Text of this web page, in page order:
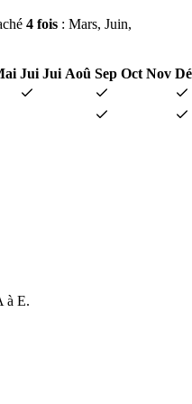
4 fois : Mars, Juin,
Jui Jui Aoû Sep Oct Nov
à E.